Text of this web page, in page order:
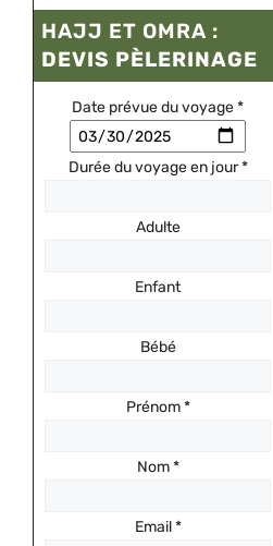
HAJJ ET OMRA :
DEVIS PÈLERINAGE
Date prévue du voyage*
Durée du voyage en jour*
Adulte
Enfant
Bébé
Prénom*
Nom*
Email*